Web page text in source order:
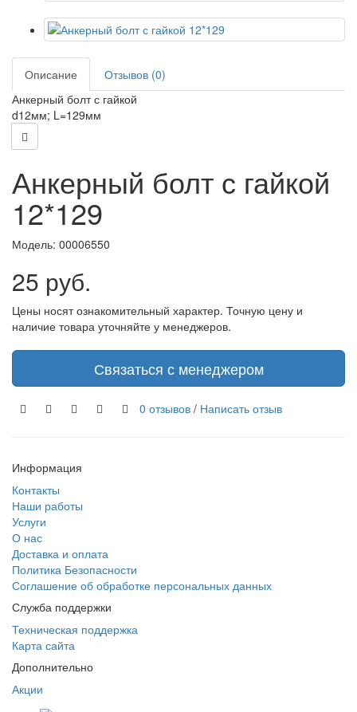
Описание
Отзывов (0)
Анкерный болт с гайкой
d12мм; L=129мм
Анкерный болт с гайкой
12*129
Модель: 00006550
25 руб.
Цены носят ознакомительный характер. Точную цену и
наличие товара уточняйте у менеджеров.
Связаться с менеджером
0 отзывов / Написать отзыв
Информация
Контакты
Наши работы
Услуги
О нас
Доставка и оплата
Политика Безопасности
Соглашение об обработке персональных данных
Служба поддержки
Техническая поддержка
Карта сайта
Дополнительно
Акции